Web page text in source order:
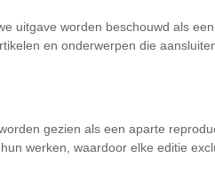
uitgave worden beschouwd als
en onderwerpen die
gezien als een aparte
werken, waardoor elke editie